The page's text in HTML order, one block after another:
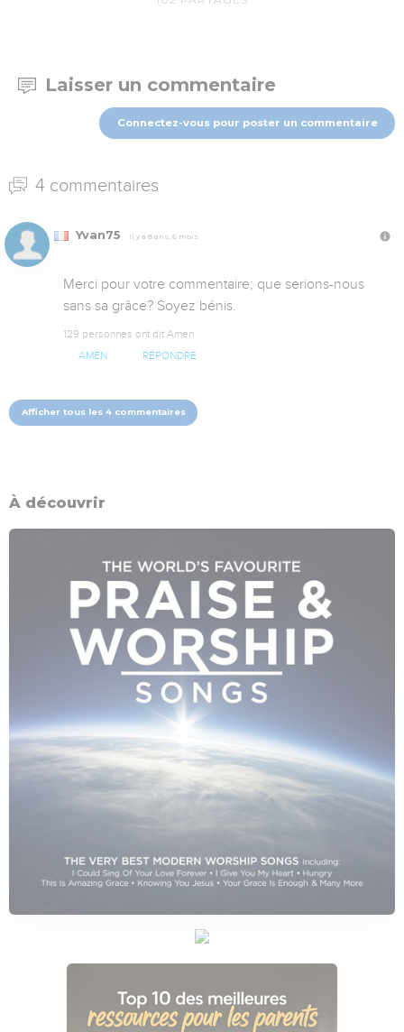
Laisser un commentaire
Connectez-vous pour poster un commentaire
4 commentaires
Yvan75 Il y a 8 ans, 6 mois
Merci pour votre commentaire; que serions-nous
sans sa grâce? Soyez bénis.
129 personnes ont dit Amen
AMEN RÉPONDRE
Afficher tous les 4 commentaires
À découvrir